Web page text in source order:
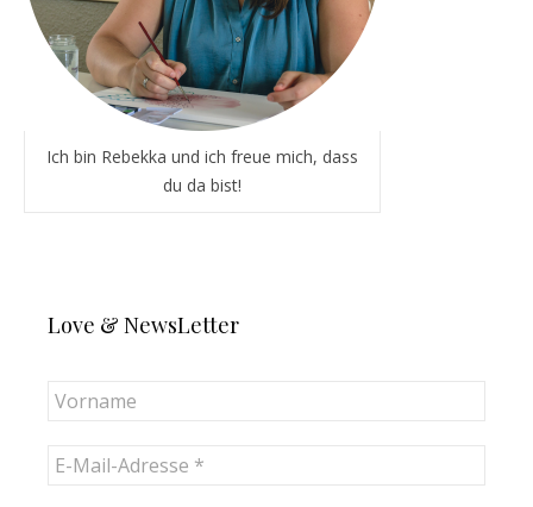
Ich bin Rebekka und ich freue mich, dass
du da bist!
Love & NewsLetter